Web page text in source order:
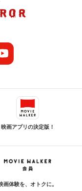
映画アプリの決定版！
画体験を、オトクに。